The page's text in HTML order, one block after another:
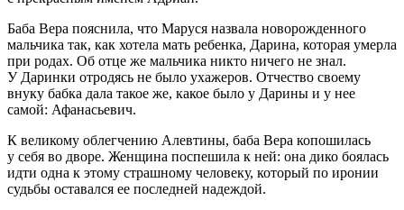
Баба Вера пояснила, что Маруся назвала новорожденного
мальчика так, как хотела мать ребенка, Дарина, которая умерла
при родах. Об отце же мальчика никто ничего не знал.
У Даринки отродясь не было ухажеров. Отчество своему
внуку бабка дала такое же, какое было у Дарины и у нее
самой: Афанасьевич.
К великому облегчению Алевтины, баба Вера копошилась
у себя во дворе. Женщина поспешила к ней: она дико боялась
идти одна к этому страшному человеку, который по иронии
судьбы оставался ее последней надеждой.